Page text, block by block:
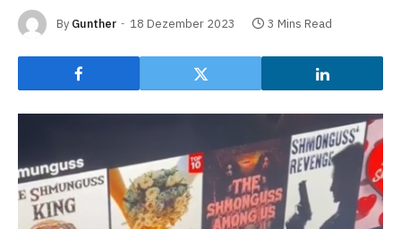
By Gunther 18 Dezember 2023 3 Mins Read